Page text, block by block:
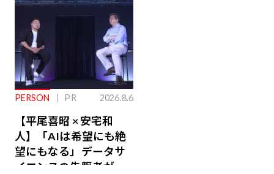
PERSON PR 2026.8.6
【平尾喜昭 × 安宅和
人】「AIは希望にも絶
望にもなる」データサ
イエンスの先駆者が語